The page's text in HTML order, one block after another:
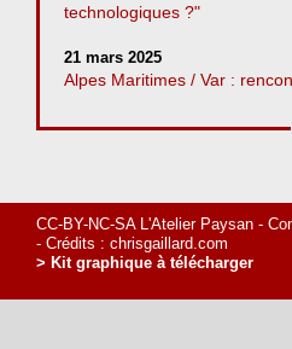
technologiques ?"
21 mars 2025
Alpes Maritimes / Var :
CC-BY-NC-SA L'Atelier Paysan -
- Crédits : chrisgaillard.com
> Kit graphique à télécharger